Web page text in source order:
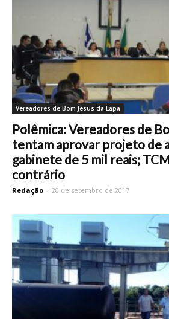
Vereadores de Bom Jesus da Lapa
Polêmica: Vereadores de
tentam aprovar projeto de
gabinete de 5 mil reais;
contrário
Redação - 20 de setembro de 2017